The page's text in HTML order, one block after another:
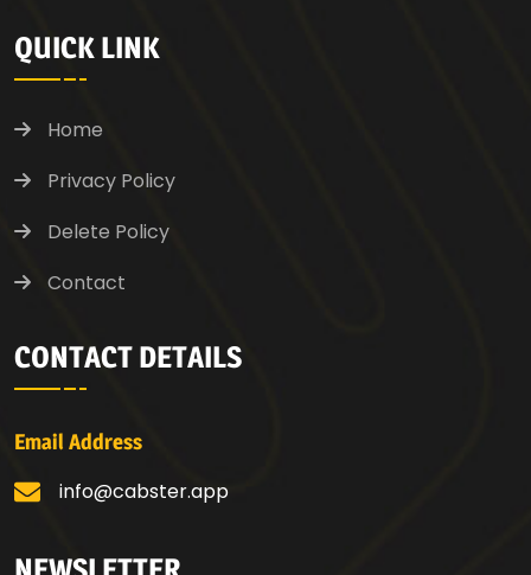
QUICK LINK
Home
Privacy Policy
Delete Policy
Contact
CONTACT DETAILS
Email Address
info@cabster.app